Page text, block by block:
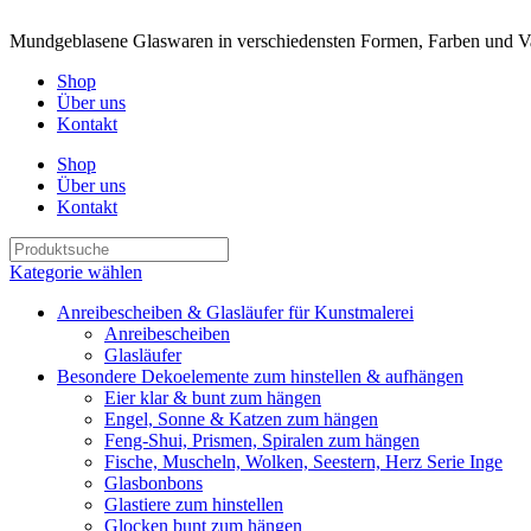
Mundgeblasene Glaswaren in verschiedensten Formen, Farben und
Shop
Über uns
Kontakt
Shop
Über uns
Kontakt
Kategorie wählen
Anreibescheiben & Glasläufer für Kunstmalerei
Anreibescheiben
Glasläufer
Besondere Dekoelemente zum hinstellen & aufhängen
Eier klar & bunt zum hängen
Engel, Sonne & Katzen zum hängen
Feng-Shui, Prismen, Spiralen zum hängen
Fische, Muscheln, Wolken, Seestern, Herz Serie Inge
Glasbonbons
Glastiere zum hinstellen
Glocken bunt zum hängen